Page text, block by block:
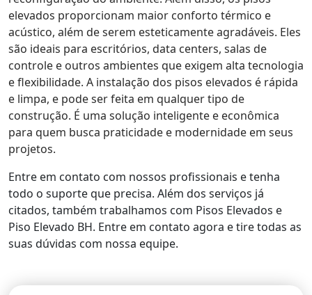
elevados proporcionam maior conforto térmico e
acústico, além de serem esteticamente agradáveis. Eles
são ideais para escritórios, data centers, salas de
controle e outros ambientes que exigem alta tecnologia
e flexibilidade. A instalação dos pisos elevados é rápida
e limpa, e pode ser feita em qualquer tipo de
construção. É uma solução inteligente e econômica
para quem busca praticidade e modernidade em seus
projetos.
Entre em contato com nossos profissionais e tenha
todo o suporte que precisa. Além dos serviços já
citados, também trabalhamos com Pisos Elevados e
Piso Elevado BH. Entre em contato agora e tire todas as
suas dúvidas com nossa equipe.